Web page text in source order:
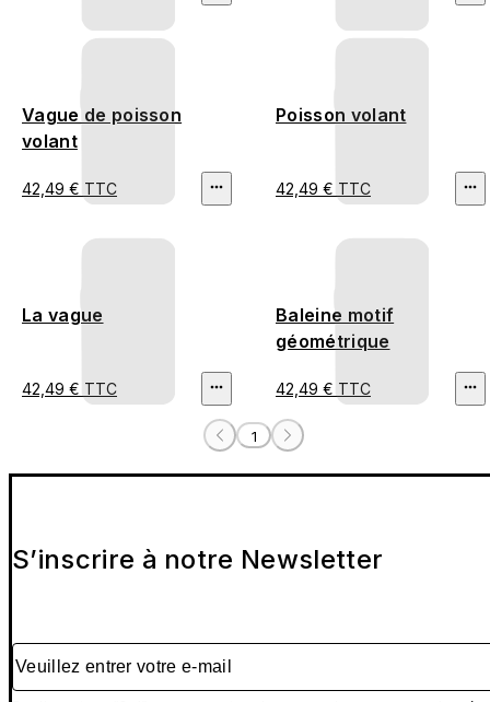
Vague de poisson
volant
42,49 € TTC
Poisson volant
42,49 € TTC
La vague
42,49 € TTC
Baleine motif
géométrique
42,49 € TTC
1
S’inscrire à notre Newsletter
Veuillez entrer votre e-mail